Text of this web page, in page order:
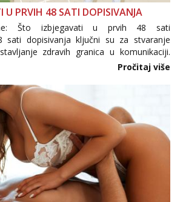
U PRVIH 48 SATI DOPISIVANJA
Što izbjegavati u prvih 48 sati
sati dopisivanja ključni su za stvaranje
zdravih granica u komunikaciji.
otkrivanje osobnih ili intimnih
osoba još nije zaslužila to
Pročitaj više